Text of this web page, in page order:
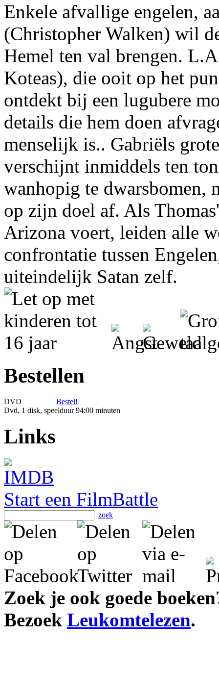
Enkele afvallige engelen,
(Christopher Walken) wil
Hemel ten val brengen.
Koteas), die ooit op het
ontdekt bij een lugubere
details die hem doen
menselijk is.. Gabriëls
verschijnt inmiddels ten
wanhopig te dwarsbomen,
op zijn doel af. Als
Arizona voert, leiden alle
confrontatie tussen
uiteindelijk Satan zelf.
Bestellen
DVD
Bestel!
Dvd, 1 disk, speelduur 94:00 minuten
Links
Start een FilmBattle
zoek
Zoek je ook goede
Bezoek Leukomtelezen.